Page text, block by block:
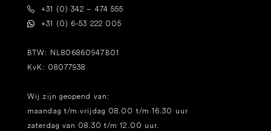
+31 (0) 342 – 474 555
+31 (0) 6-53 222 005
BTW: NL806860947B01
KvK: 08077938
Wij zijn geopend van:
maandag t/m vrijdag 08.00 t/m 16.30 uur
zaterdag van 08.30 t/m 12.00 uur.